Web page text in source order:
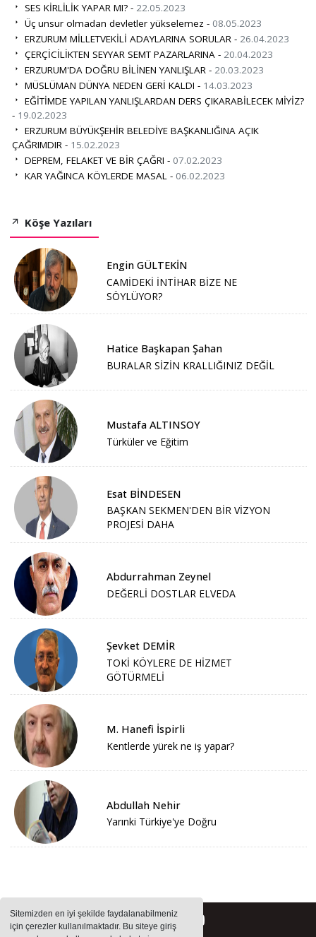
Sitemizden en iyi şekilde faydalanabilmeniz
için çerezler kullanılmaktadır. Bu siteye giriş
SES KİRLİLİK YAPAR MI? - 22.05.2023
Üç unsur olmadan devletler yükselemez - 08.05.2023
ERZURUM MİLLETVEKİLİ ADAYLARINA SORULAR - 26.04.2023
ÇERÇİCİLİKTEN SEYYAR SEMT PAZARLARINA - 20.04.2023
ERZURUM'DA DOĞRU BİLİNEN YANLIŞLAR - 20.03.2023
MÜSLÜMAN DÜNYA NEDEN GERİ KALDI - 14.03.2023
EĞİTİMDE YAPILAN YANLIŞLARDAN DERS ÇIKARABİLECEK MİYİZ?
- 19.02.2023
ERZURUM BÜYÜKŞEHİR BELEDİYE BAŞKANLIĞINA AÇIK
ÇAĞRIMDIR - 15.02.2023
DEPREM, FELAKET VE BİR ÇAĞRI - 07.02.2023
KAR YAĞINCA KÖYLERDE MASAL - 06.02.2023
Köşe Yazıları
Engin GÜLTEKİN
CAMİDEKİ İNTİHAR BİZE NE
SÖYLÜYOR?
Hatice Başkapan Şahan
BURALAR SİZİN KRALLIĞINIZ DEĞİL
Mustafa ALTINSOY
Türküler ve Eğitim
Esat BİNDESEN
BAŞKAN SEKMEN'DEN BİR VİZYON
PROJESİ DAHA
Abdurrahman Zeynel
DEĞERLİ DOSTLAR ELVEDA
Şevket DEMİR
TOKİ KÖYLERE DE HİZMET
GÖTÜRMELİ
M. Hanefi İspirli
Kentlerde yürek ne iş yapar?
Abdullah Nehir
Yarınki Türkiye'ye Doğru